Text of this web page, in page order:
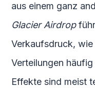
aus einem ganz
Glacier Airdrop
Verkaufsdruck,
Verteilungen
Effekte sind meist